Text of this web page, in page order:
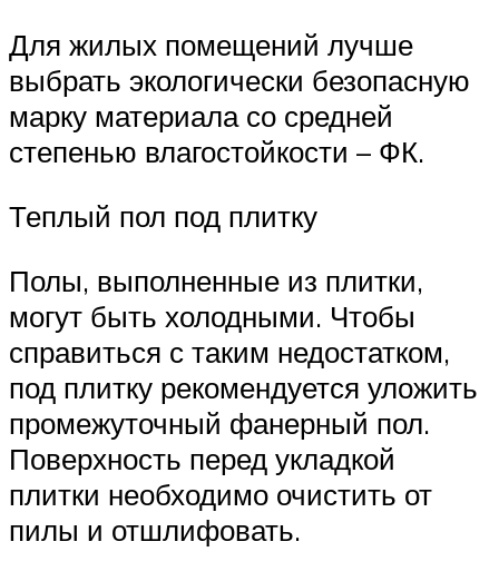
Для жилых помещений лучше
выбрать экологически безопасную
марку материала со средней
степенью влагостойкости – ФК.
Теплый пол под плитку
Полы, выполненные из плитки,
могут быть холодными. Чтобы
справиться с таким недостатком,
под плитку рекомендуется уложить
промежуточный фанерный пол.
Поверхность перед укладкой
плитки необходимо очистить от
пилы и отшлифовать.